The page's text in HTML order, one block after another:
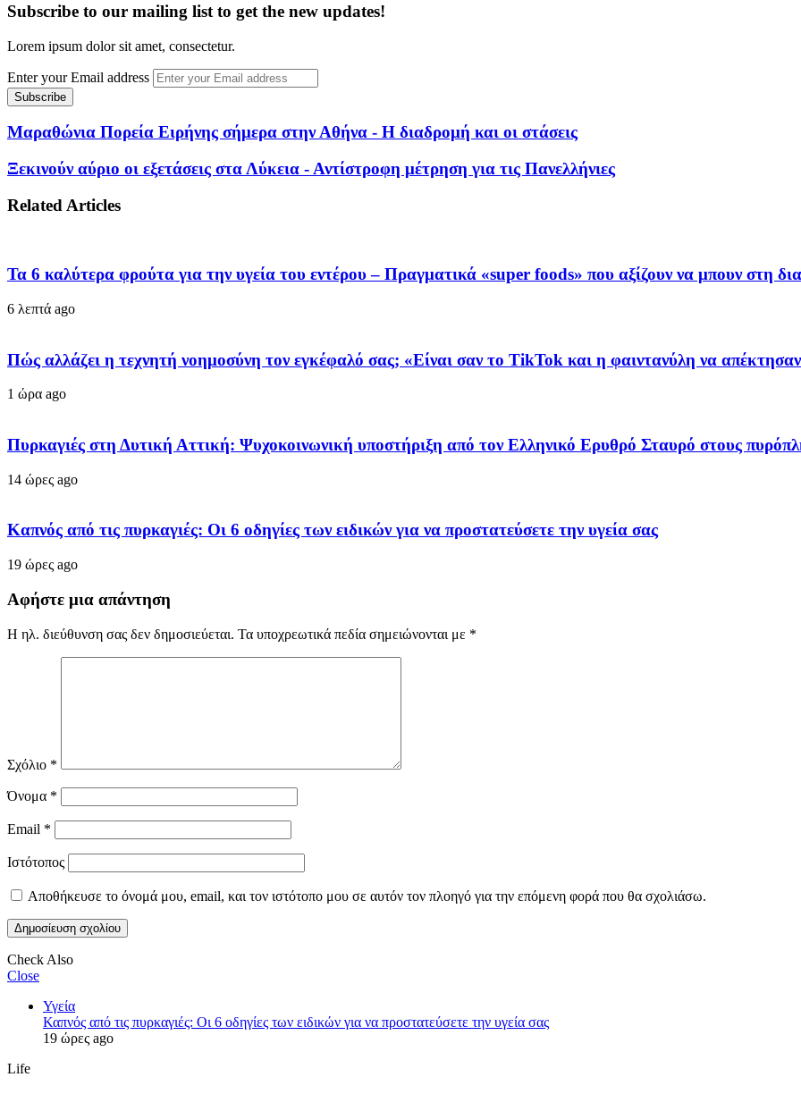
Subscribe to our mailing list to get the new updates!
Lorem ipsum dolor sit amet, consectetur.
Enter your Email address
Μαραθώνια Πορεία Ειρήνης σήμερα στην Αθήνα - Η διαδρομή και οι στάσεις
Ξεκινούν αύριο οι εξετάσεις στα Λύκεια - Αντίστροφη μέτρηση για τις Πανελλήνιες
Related Articles
Τα 6 καλύτερα φρούτα για την υγεία του εντέρου – Πραγματικά «super foods» που αξίζουν να μπουν στη
6 λεπτά ago
Πώς αλλάζει η τεχνητή νοημοσύνη τον εγκέφαλό σας; «Είναι σαν το TikTok και η φαιντανύλη να απέκτησαν
1 ώρα ago
Πυρκαγιές στη Δυτική Αττική: Ψυχοκοινωνική υποστήριξη από τον Ελληνικό Ερυθρό Σταυρό στους
14 ώρες ago
Καπνός από τις πυρκαγιές: Οι 6 οδηγίες των ειδικών για να προστατεύσετε την υγεία σας
19 ώρες ago
Αφήστε μια απάντηση
Η ηλ. διεύθυνση σας δεν δημοσιεύεται. Τα υποχρεωτικά πεδία σημειώνονται με *
Σχόλιο *
Όνομα *
Email *
Ιστότοπος
Αποθήκευσε το όνομά μου, email, και τον ιστότοπο μου σε αυτόν τον πλοηγό για την επόμενη φορά που θα σχολιάσω.
Check Also
Close
Υγεία
Καπνός από τις πυρκαγιές: Οι 6 οδηγίες των ειδικών για να προστατεύσετε την υγεία σας
19 ώρες ago
Life